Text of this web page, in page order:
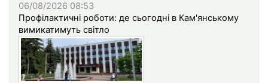
06/08/2026 08:53
Профілактичні роботи: де сьогодні в Кам'янському
вимикатимуть світло